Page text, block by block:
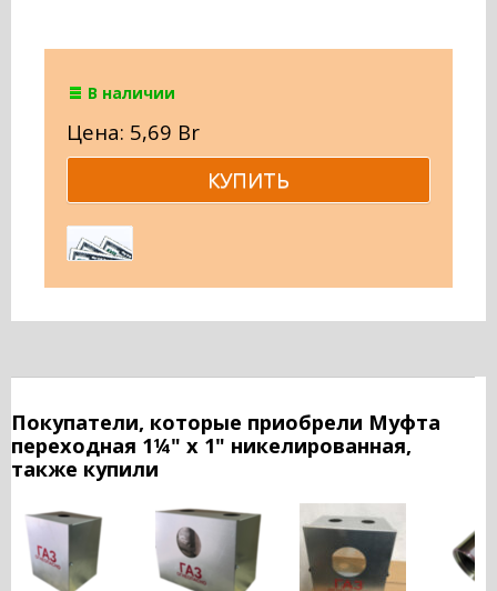
В наличии
Цена: 5,69 Br
Покупатели, которые приобрели Муфта
переходная 1¼" х 1" никелированная,
также купили